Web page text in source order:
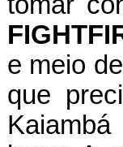
e meio
que